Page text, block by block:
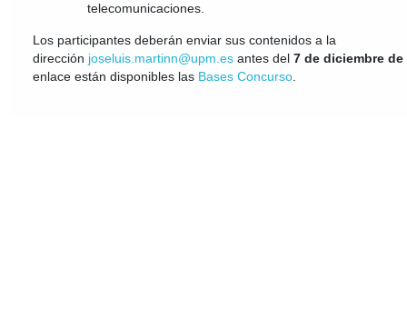
telecomunicaciones.
Los participantes deberán enviar sus contenidos a la
dirección joseluis.martinn@upm.es antes del 7 de diciembre
enlace están disponibles las Bases Concurso